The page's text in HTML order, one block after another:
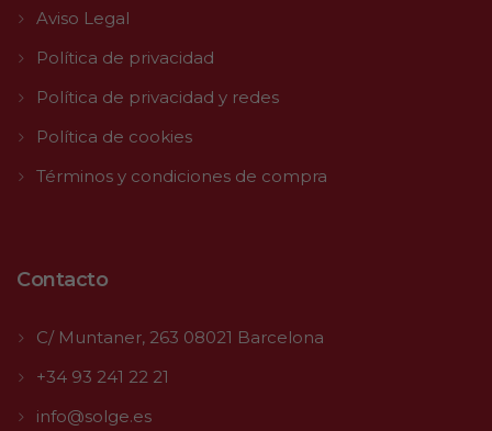
Aviso Legal
Política de privacidad
Política de privacidad y redes
Política de cookies
Términos y condiciones de compra
Contacto
C/ Muntaner, 263 08021 Barcelona
+34 93 241 22 21
info@solge.es